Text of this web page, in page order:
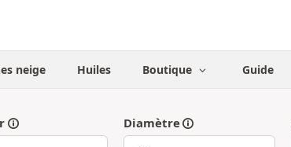
neige Huiles Boutique Guide
Diamètre